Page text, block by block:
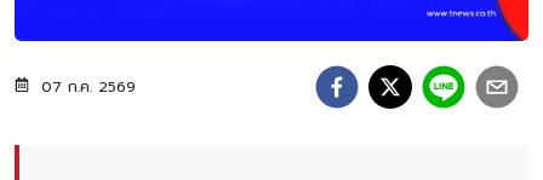
07 ก.ค. 2569